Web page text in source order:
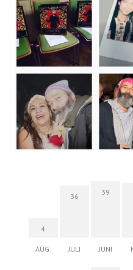
4
AUG.
36
JULI
39
JUNI